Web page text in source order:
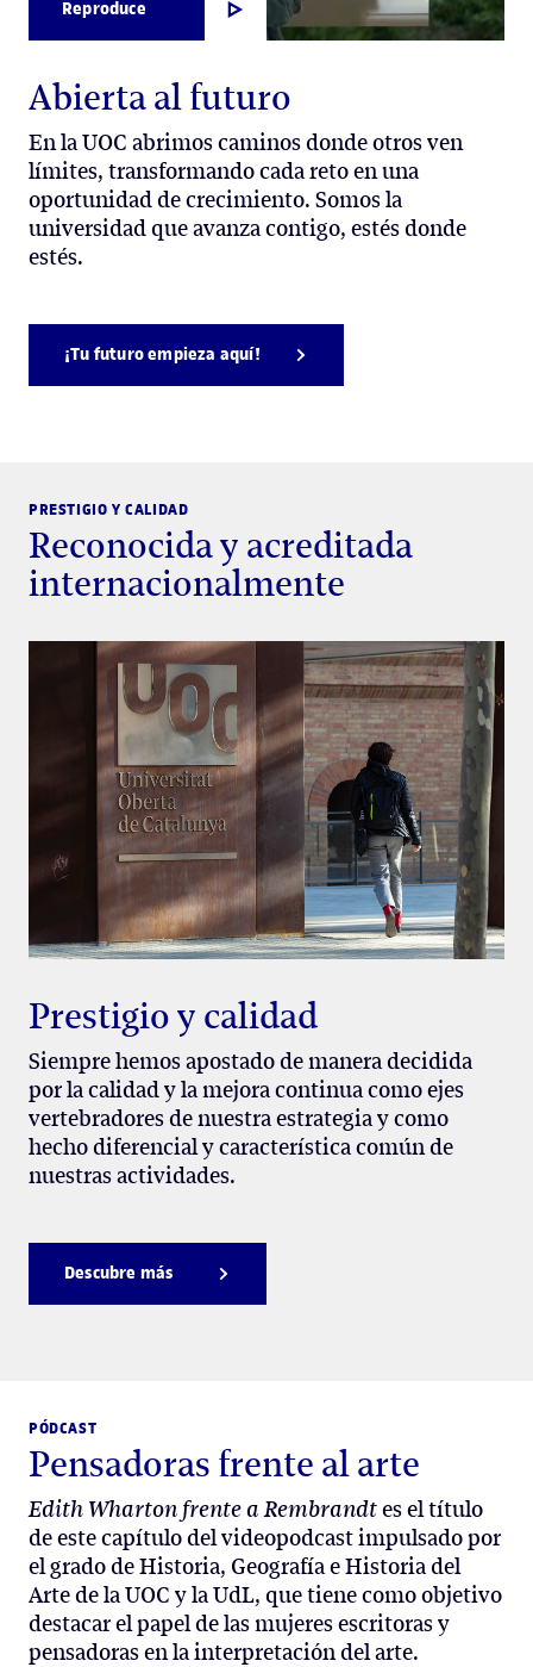
Reproduce
Abierta al futuro
En la UOC abrimos caminos donde otros ven
límites, transformando cada reto en una
oportunidad de crecimiento. Somos la
universidad que avanza contigo, estés donde
estés.
¡Tu futuro empieza aquí!
PRESTIGIO Y CALIDAD
Reconocida y acreditada
internacionalmente
Prestigio y calidad
Siempre hemos apostado de manera decidida
por la calidad y la mejora continua como ejes
vertebradores de nuestra estrategia y como
hecho diferencial y característica común de
nuestras actividades.
Descubre más
PÓDCAST
Pensadoras frente al arte
Edith Wharton frente a Rembrandtes el título
de este capítulo del videopodcast impulsado por
el grado de Historia, Geografía e Historia del
Arte de la UOC y la UdL, que tiene como objetivo
destacar el papel de las mujeres escritoras y
pensadoras en la interpretación del arte.